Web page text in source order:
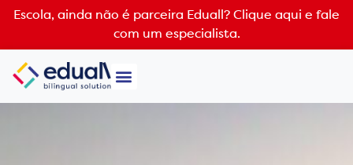
Escola, ainda não é parceira Eduall? Clique aqui e fale
com um especialista.